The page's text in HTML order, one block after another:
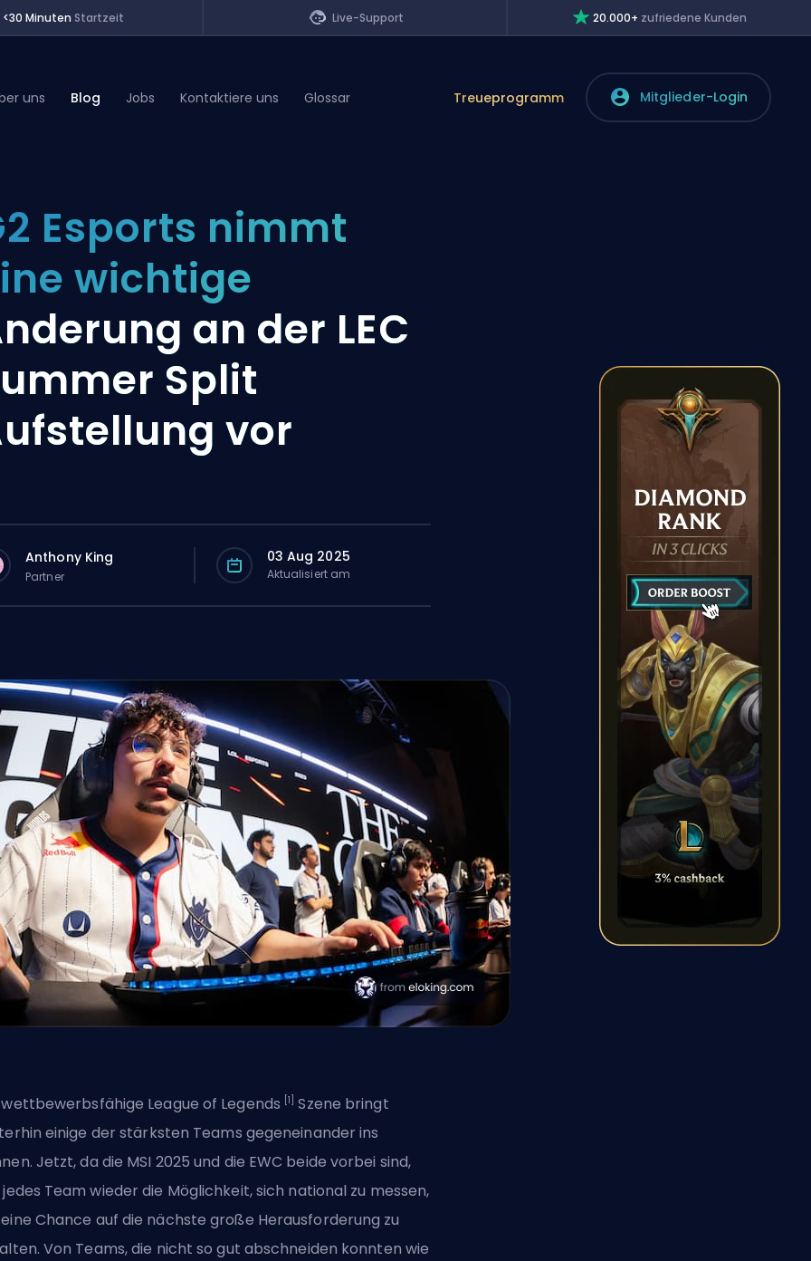
<30 Minuten Startzeit Live-Support 20.000+ zufriedene Kunden
uns Blog Jobs Kontaktiere uns Glossar Treueprogramm Mitglieder-Login
Esports nimmt
wichtige
an der LEC
Split
vor
Anthony King
Partner
03 Aug 2025
Aktualisiert am
League of Legends [1] Szene bringt
einige der stärksten Teams gegeneinander ins
Jetzt, da die MSI 2025 und die EWC beide vorbei sind,
Team wieder die Möglichkeit, sich national zu messen,
Chance auf die nächste große Herausforderung zu
Von Teams, die nicht so gut abschneiden konnten wie